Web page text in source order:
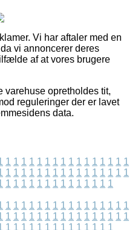
Vi har aftaler med en
vi annoncerer deres
af at vores brugere
varehuse opretholdes tit,
reguleringer der er lavet
data.
1 1 1 1 1 1 1 1 1 1 1 1 1 1 1 1
1 1 1 1 1 1 1 1 1 1 1 1 1 1 1 1
1 1 1 1 1 1 1 1 1 1 1 1 1 1
1 1 1 1 1 1 1 1 1 1 1 1 1 1 1 1
1 1 1 1 1 1 1 1 1 1 1 1 1 1 1 1
1 1 1 1 1 1 1 1 1 1 1 1 1 1